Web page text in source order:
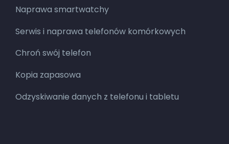
Naprawa smartwatchy
Serwis i naprawa telefonów komórkowych
Chroń swój telefon
Kopia zapasowa
Odzyskiwanie danych z telefonu i tabletu